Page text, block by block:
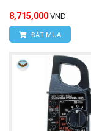
8,715,000 VND
ĐẶT MUA